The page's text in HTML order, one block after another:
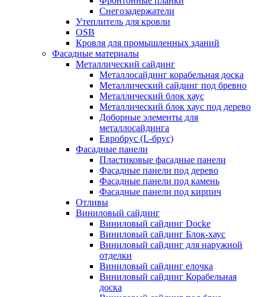
Снегозадержатели
Утеплитель для кровли
OSB
Кровля для промышленных зданий
Фасадные материалы
Металлический сайдинг
Металлосайдинг корабельная доска
Металлический сайдинг под бревно
Металлический блок хаус
Металлический блок хаус под дерево
Доборные элементы для
металлосайдинга
Евробрус (L-брус)
Фасадные панели
Пластиковые фасадные панели
Фасадные панели под дерево
Фасадные панели под камень
Фасадные панели под кирпич
Отливы
Виниловый сайдинг
Виниловый сайдинг Docke
Виниловый сайдинг Блок-хаус
Виниловый сайдинг для наружной
отделки
Виниловый сайдинг елочка
Виниловый сайдинг Корабельная
доска